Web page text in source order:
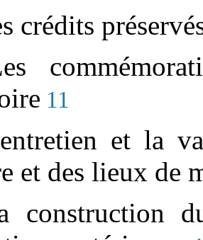
crédits
11
et la
et des lieux de
construction